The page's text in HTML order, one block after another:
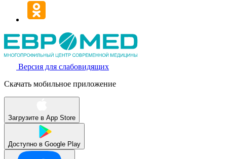
Версия для слабовидящих
Скачать мобильное приложение
Загрузите в App Store
Доступно в Google Play